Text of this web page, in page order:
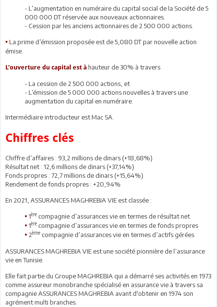
- L’augmentation en numéraire du capital social de la Société de 5
000 000 DT réservée aux nouveaux actionnaires.
- Cession par les anciens actionnaires de 2 500 000 actions.
• La prime d’émission proposée est de 5,080 DT par nouvelle action
émise.
L’ouverture du capital est à hauteur de 30% à travers
- La cession de 2 500 000 actions, et
- L’émission de 5 000 000 actions nouvelles à travers une
augmentation du capital en numéraire.
Intermédiaire introducteur est Mac SA.
Chiffres clés
Chiffre d’affaires : 93,2 millions de dinars (+18,68%)
Résultat net : 12,6 millions de dinars (+37,14%)
Fonds propres : 72,7 millions de dinars (+15,64%)
Rendement de fonds propres : +20,94%
En 2021, ASSURANCES MAGHREBIA VIE est classée :
• 1ère compagnie d’assurances vie en termes de résultat net
• 1ère compagnie d’assurances vie en termes de fonds propres
• 2ème compagnie d’assurances vie en termes d’actifs gérées
ASSURANCES MAGHREBIA VIE est une société pionnière de l’assurance
vie en Tunisie.
Elle fait partie du Groupe MAGHREBIA qui a démarré ses activités en 1973
comme assureur monobranche spécialisé en assurance vie à travers sa
compagnie ASSURANCES MAGHREBIA avant d'obtenir en 1974 son
agrément multi branches.